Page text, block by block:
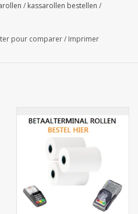
/ kassarollen bestellen /
pour comparer/ Imprimer